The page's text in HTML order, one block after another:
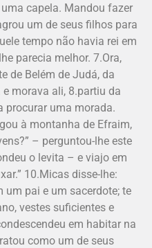
capela. Mandou fazer
um de seus filhos para
tempo não havia rei em
parecia melhor. 7.Ora,
de Belém de Judá, da
morava ali, 8.partiu da
procurar uma morada.
à montanha de Efraim,
– perguntou-lhe este
o levita – e via­jo em
10.Micas disse-lhe:
um pai e um sacerdote; te
vestes suficientes e
em habitar na
como um de seus